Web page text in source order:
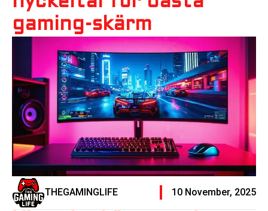
gaming-skärm
THEGAMINGLIFE 10 November, 2025